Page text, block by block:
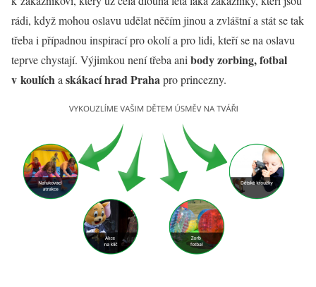
rádi, když mohou oslavu udělat něčím jinou a zvláštní a stát se tak
třeba i případnou inspirací pro okolí a pro lidi, kteří se na oslavu
teprve chystají. Výjimkou není třeba ani body zorbing, fotbal
v koulícha skákací hrad Prahapro princezny.